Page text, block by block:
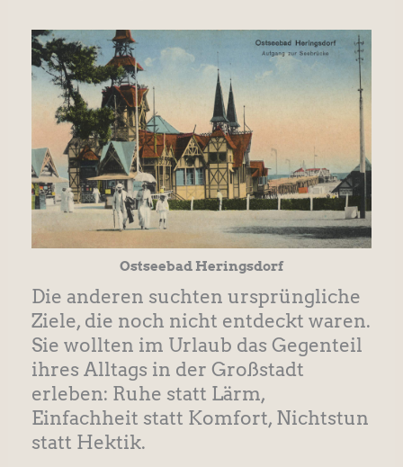
Ostseebad Heringsdorf
Die anderen suchten ursprüngliche
Ziele, die noch nicht entdeckt waren.
Sie wollten im Urlaub das Gegenteil
ihres Alltags in der Großstadt
erleben: Ruhe statt Lärm,
Einfachheit statt Komfort, Nichtstun
statt Hektik.